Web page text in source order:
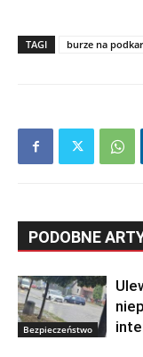
TAGI burze na
PODOBNE
Bezpieczeństwo